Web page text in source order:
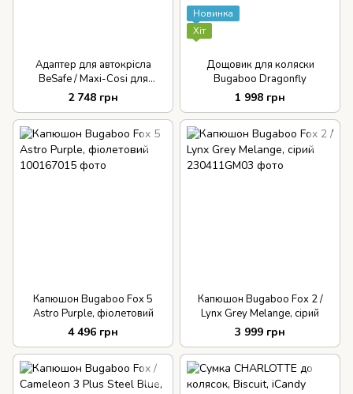
Адаптер для автокрісла
BeSafe / Maxi-Cosi для
коляски Bugaboo Dragonfly
2 748 грн
Новинка
Хіт
Дощовик для коляски
Bugaboo Dragonfly
1 998 грн
Капюшон Bugaboo Fox 5
Astro Purple, фіолетовий
4 496 грн
Капюшон Bugaboo Fox 2 /
Lynx Grey Melange, сірий
3 999 грн